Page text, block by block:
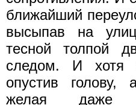
ближайший
высыпав на
тесной толпой
следом. И хотя
опустив голову,
желая даже